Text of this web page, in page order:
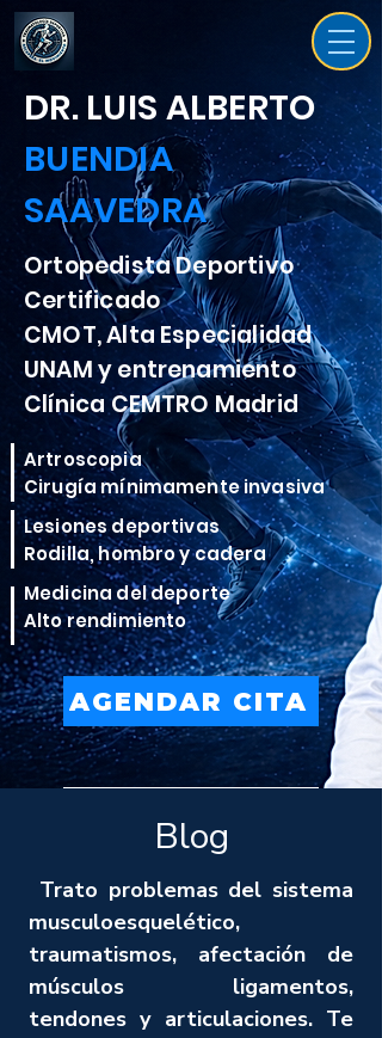
DR. LUIS ALBERTO
BUENDIA
SAAVEDRA
Ortopedista Deportivo
Certificado
CMOT, Alta Especialidad
UNAM y entrenamiento
Clínica CEMTRO Madrid
Artroscopia
Cirugía mínimamente invasiva
Lesiones deportivas
Rodilla, hombro y cadera
Medicina del deporte
Alto rendimiento
AGENDAR CITA
Blog
Trato problemas del sistema
musculoesquelético,
traumatismos, afectación de
músculos ligamentos,
tendones y articulaciones. Te